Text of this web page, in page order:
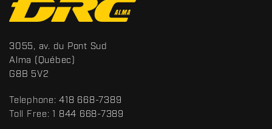
o
n
t
a
c
t
S
p
o
t
s
3055, av. du Pont Sud
Alma (Québec)
G8B 5V2
Telephone: 418 668-7389
Toll Free: 1 844 668-7389